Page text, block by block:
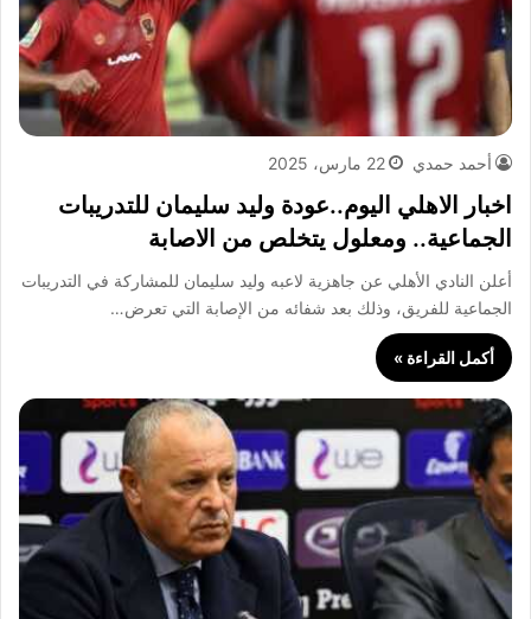
أحمد حمدي 22 مارس، 2025
اخبار الاهلي اليوم..عودة وليد سليمان للتدريبات
الجماعية.. ومعلول يتخلص من الاصابة
أعلن النادي الأهلي عن جاهزية لاعبه وليد سليمان للمشاركة في التدريبات
الجماعية للفريق، وذلك بعد شفائه من الإصابة التي تعرض…
أكمل القراءة »